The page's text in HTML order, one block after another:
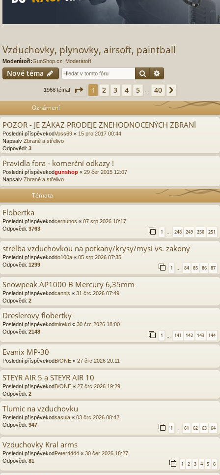
Vzduchovky, plynovky, airsoft, paintball
Moderátoři:GunShop.cz Moderátoři
Nové téma Hledat
1968 témat Stránka 1z 40
1 2 3 4 5 40
Oznámení
POZOR - JE ZÁKAZ PRODEJE ZNEHODNOCENÝCH ZBRANÍ
Poslední příspěvekodVoss69 « 15 pro 2017 00:44
Napsalv Zbraně a střelivo
Odpovědi: 3
Pravidla fora - komerční odkazy !
Poslední příspěvekodgunshop « 29 čer 2015 12:07
Napsalv Zbraně a střelivo
Témata
Flobertka
Poslední příspěvekodcernunos « 07 srp 2026 10:17
Odpovědi: 3763
1 … 248 249 250 251
strelba vzduchovkou na potkany/krysy/mysi vs. zakony
Poslední příspěvekoddo100a « 05 srp 2026 07:35
Odpovědi: 1299
1 … 84 85 86 87
Snowpeak AP1000 B Mercury 6,35mm
Poslední příspěvekodcannis « 31 črc 2026 07:49
Odpovědi: 2
Dreslerovy flobertky
Poslední příspěvekodmirekd « 30 črc 2026 18:00
Odpovědi: 2148
1 141 142 143 144
Evanix MP-30
Poslední příspěvekodB/ONE « 27 črc 2026 20:11
STEYR AIR 5 a STEYR AIR 10
Poslední příspěvekodB/ONE « 27 črc 2026 19:29
Odpovědi: 2
Tlumic na vzduchovku
Poslední příspěvekodsasula « 03 črc 2026 08:42
Odpovědi: 947
1 61 62 63 64
Vzduchovky Kral arms
Poslední příspěvekodPeter4444 « 30 čer 2026 18:27
Odpovědi: 81
1 2 3 4 5 6